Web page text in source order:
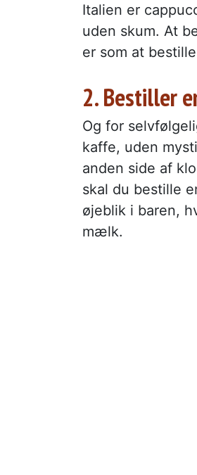
Italien er
uden skum. At
er som at
2. Bestiller
Og for
kaffe, uden
anden side af
skal du bestille
øjeblik i baren,
mælk.